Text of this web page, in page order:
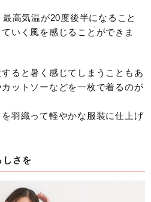
高気温が20度後半になること
いく風を感じることができま
ると暑く感じてしまうこともあ
ットソーなどを一枚で着るのが
羽織って軽やかな服装に仕上げ
しさを